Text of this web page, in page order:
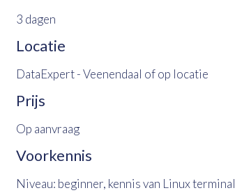
3 dagen
Locatie
DataExpert - Veenendaal of op locatie
Prijs
Op aanvraag
Voorkennis
Niveau: beginner, kennis van Linux terminal